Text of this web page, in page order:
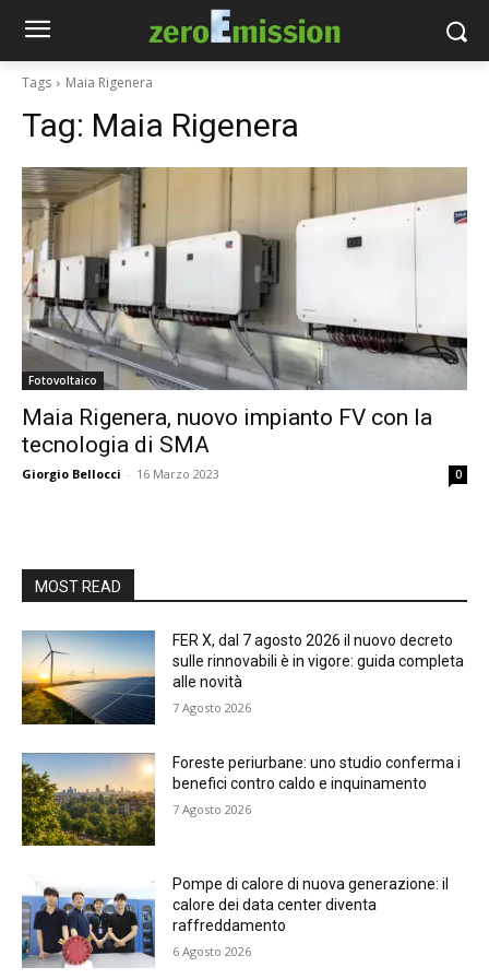
Tags Maia Rigenera
Tag: Maia Rigenera
Fotovoltaico
Maia Rigenera, nuovo impianto FV con la
tecnologia di SMA
Giorgio Bellocci - 16 Marzo 2023 0
MOST READ
FER X, dal 7 agosto 2026 il nuovo decreto
sulle rinnovabili è in vigore: guida completa
alle novità
7 Agosto 2026
Foreste periurbane: uno studio conferma i
benefici contro caldo e inquinamento
7 Agosto 2026
Pompe di calore di nuova generazione: il
calore dei data center diventa
raffreddamento
6 Agosto 2026